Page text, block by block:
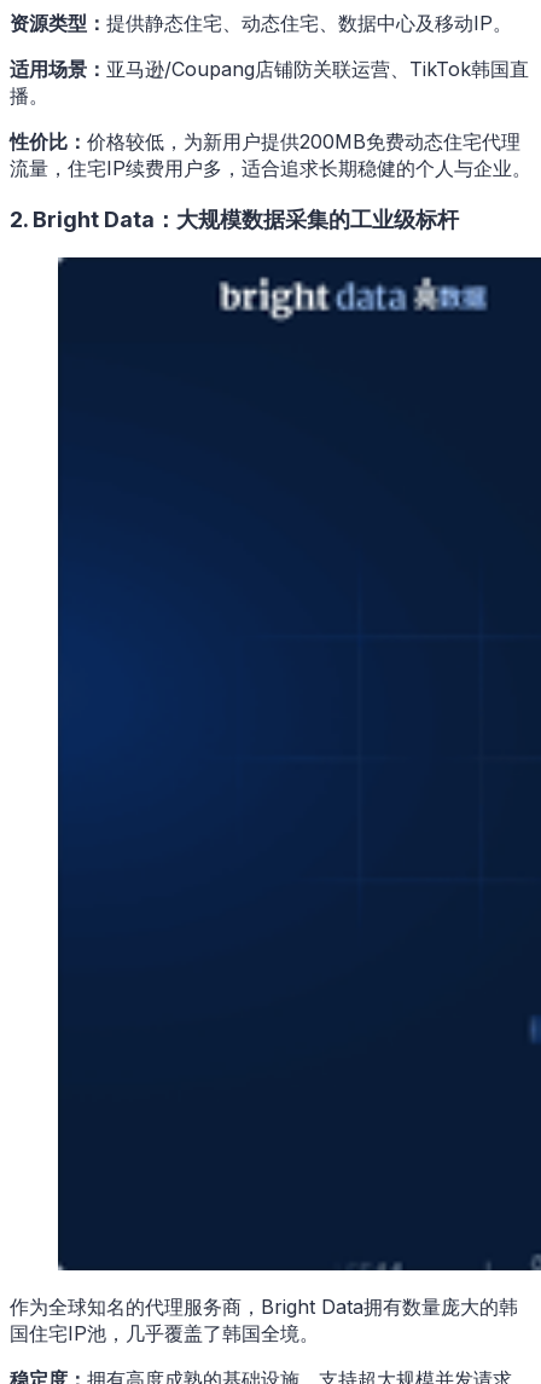
资源类型： 提供静态住宅、动态住宅、数据中心及移动IP。
适用场景： 亚马逊/Coupang店铺防关联运营、TikTok韩国直
播。
性价比： 价格较低，为新用户提供200MB免费动态住宅代理
流量，住宅IP续费用户多，适合追求长期稳健的个人与企业。
2. Bright Data：大规模数据采集的工业级标杆
作为全球知名的代理服务商，Bright Data拥有数量庞大的韩
国住宅IP池，几乎覆盖了韩国全境。
稳定度： 拥有高度成熟的基础设施，支持超大规模并发请求。